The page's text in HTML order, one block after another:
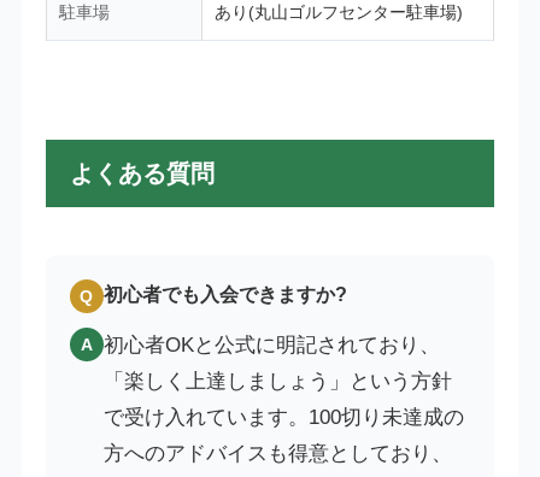
駐車場 あり(丸山ゴルフセンター駐車場)
よくある質問
Q 初心者でも入会できますか?
A 初心者OKと公式に明記されており、
「楽しく上達しましょう」という方針
で受け入れています。100切り未達成の
方へのアドバイスも得意としており、